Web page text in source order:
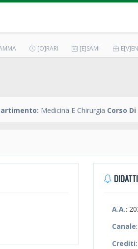
[O]RARI [E]SAMI
Medicina E Chirurgia Corso
A.A.:
Canale
Crediti